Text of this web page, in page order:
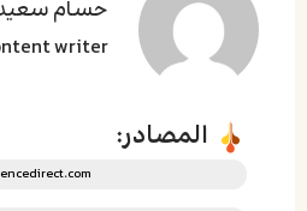
حسام
writer
المصادر: